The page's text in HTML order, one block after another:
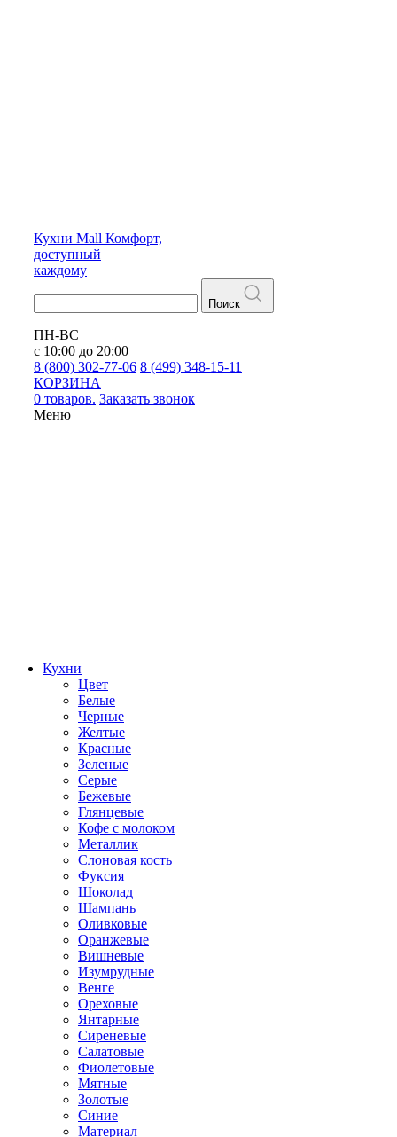
Кухни Mall Комфорт,
доступный
каждому
Поиск
ПН-ВС
с 10:00 до 20:00
8 (800) 302-77-06 8 (499) 348-15-11
КОРЗИНА
0 товаров. Заказать звонок
Меню
Кухни
Цвет
Белые
Черные
Желтые
Красные
Зеленые
Серые
Бежевые
Глянцевые
Кофе с молоком
Металлик
Слоновая кость
Фуксия
Шоколад
Шампань
Оливковые
Оранжевые
Вишневые
Изумрудные
Венге
Ореховые
Янтарные
Сиреневые
Салатовые
Фиолетовые
Мятные
Золотые
Синие
Материал